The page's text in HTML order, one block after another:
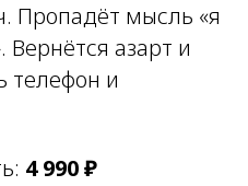
Пропадёт мысль «я
азарт и
телефон и
4 990 ₽